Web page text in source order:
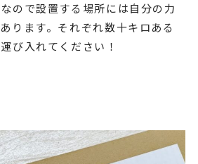
ので設置する場所には自分の力
ります。それぞれ数十キロある
び入れてください！